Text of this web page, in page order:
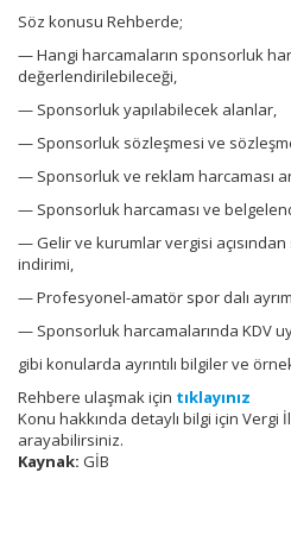
Söz konusu Rehberde;
— Hangi harcamaların sponsorluk
değerlendirilebileceği,
— Sponsorluk yapılabilecek alanlar,
— Sponsorluk sözleşmesi ve
— Sponsorluk ve reklam harcaması
— Sponsorluk harcaması ve
— Gelir ve kurumlar vergisi
indirimi,
— Profesyonel-amatör spor dalı
— Sponsorluk harcamalarında KDV
gibi konularda ayrıntılı bilgiler ve
Rehbere ulaşmak için tıklayınız
Konu hakkında detaylı bilgi için Vergi
arayabilirsiniz.
Kaynak: GİB